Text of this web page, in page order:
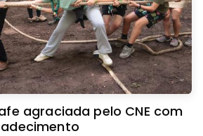
agraciada pelo CNE com